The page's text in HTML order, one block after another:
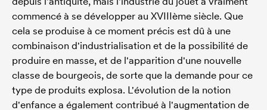
commencé à se développer au XVIIIème siècle. Que
cela se produise à ce moment précis est dû à une
combinaison d'industrialisation et de la possibilité de
produire en masse, et de l'apparition d'une nouvelle
classe de bourgeois, de sorte que la demande pour ce
type de produits explosa. L'évolution de la notion
d'enfance a également contribué à l'augmentation de